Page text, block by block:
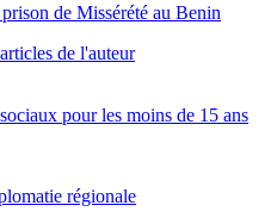
de Missérété au Benin
de l'auteur
pour les moins de 15 ans
régionale